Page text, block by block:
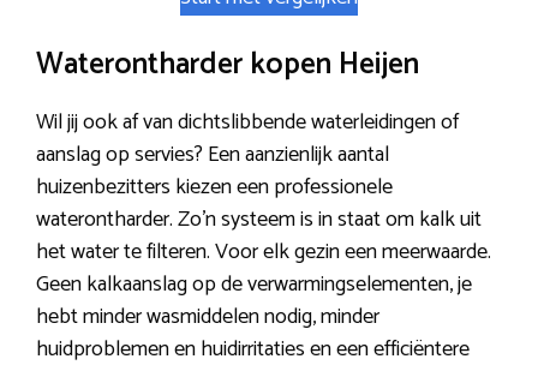
Waterontharder kopen Heijen
Wil jij ook af van dichtslibbende waterleidingen of
aanslag op servies? Een aanzienlijk aantal
huizenbezitters kiezen een professionele
waterontharder. Zo’n systeem is in staat om kalk uit
het water te filteren. Voor elk gezin een meerwaarde.
Geen kalkaanslag op de verwarmingselementen, je
hebt minder wasmiddelen nodig, minder
huidproblemen en huidirritaties en een efficiëntere